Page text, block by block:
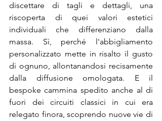
discettare di tagli e dettagli, una
riscoperta di quei valori estetici
individuali che differenziano dalla
massa. Sì, perché l'abbigliamento
personalizzato mette in risalto il gusto
di ognuno, allontanandosi recisamente
dalla diffusione omologata. E il
bespoke cammina spedito anche al di
fuori dei circuiti classici in cui era
relegato finora, scoprendo nuove vie di